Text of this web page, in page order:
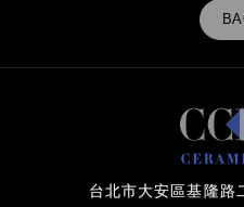
台北市大安區基隆